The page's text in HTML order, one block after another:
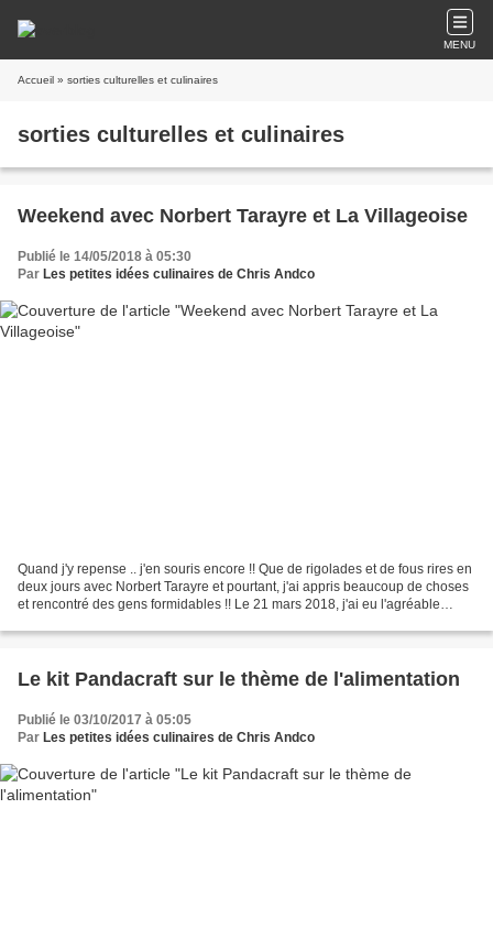
MENU
Accueil » sorties culturelles et culinaires
sorties culturelles et culinaires
Weekend avec Norbert Tarayre et La Villageoise
Publié le 14/05/2018 à 05:30
Par Les petites idées culinaires de Chris Andco
Quand j'y repense .. j'en souris encore !! Que de rigolades et de fous rires en
deux jours avec Norbert Tarayre et pourtant, j'ai appris beaucoup de choses
et rencontré des gens formidables !! Le 21 mars 2018, j'ai eu l'agréable
Le kit Pandacraft sur le thème de l'alimentation
Publié le 03/10/2017 à 05:05
Par Les petites idées culinaires de Chris Andco